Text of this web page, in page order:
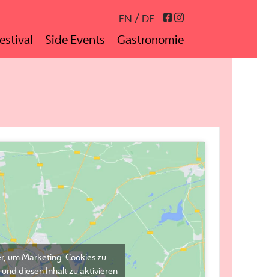
EN DE Facebook
Side Events Gastronomie
um Marketing-Cookies zu
diesen Inhalt zu aktivieren